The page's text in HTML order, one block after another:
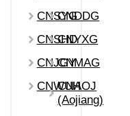
CNSYGCNDDG
CNSHDCNYXG
CNJGYCNMAG
CNWUH
CNAOJ
(Aojiang)